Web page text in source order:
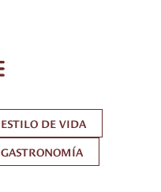
ESTILO DE VIDA
GASTRONOMÍA